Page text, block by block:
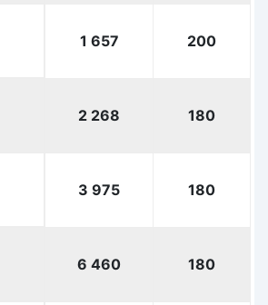
1 657 200
2 268 180
3 975 180
6 460 180